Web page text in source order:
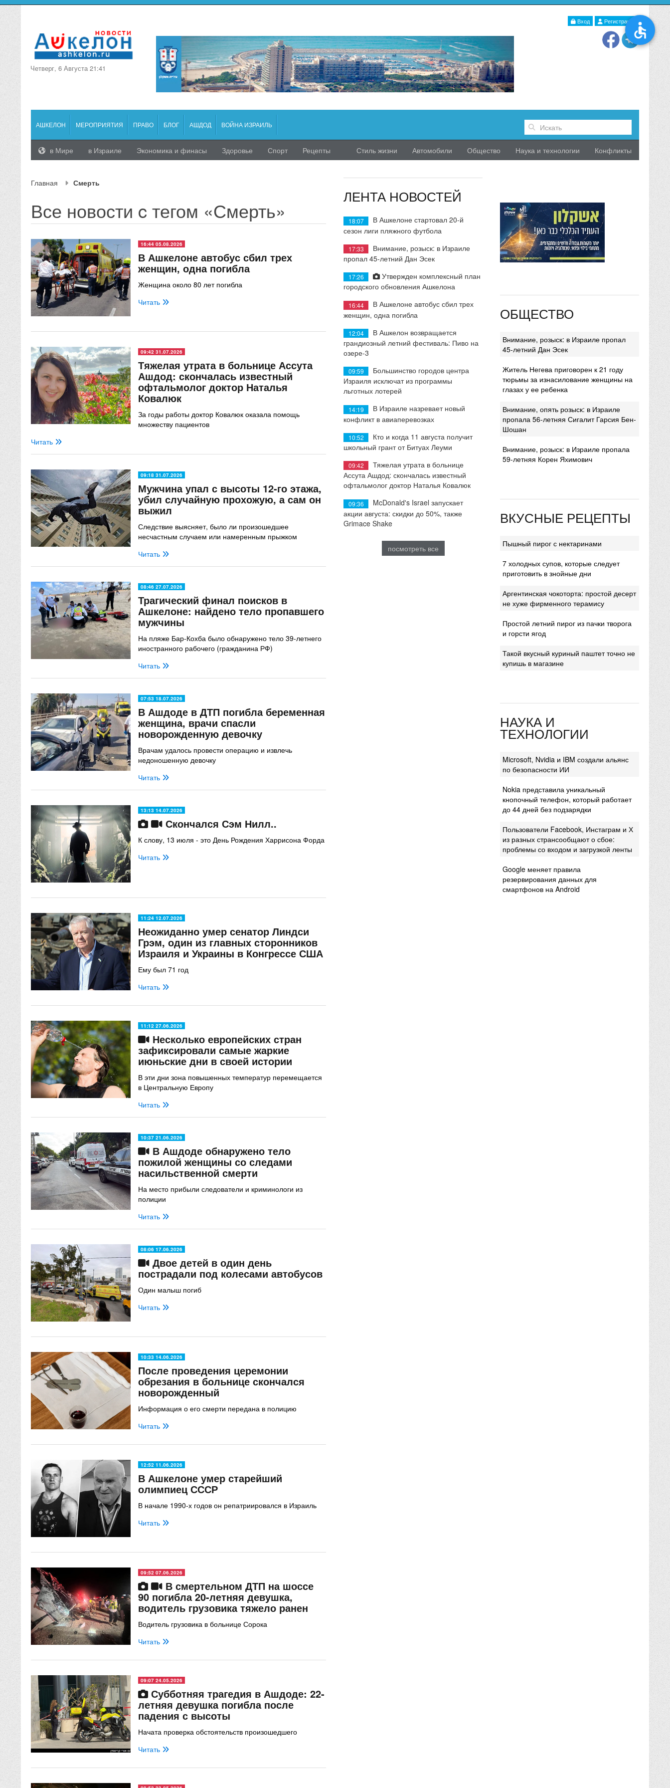
Вход Регистрация
Четверг, 6 Августа 21:41
АШКЕЛОН МЕРОПРИЯТИЯ ПРАВО БЛОГ АШДОД ВОЙНА ИЗРАИЛЬ
в Мире в Израиле Экономика и финасы Здоровье Спорт Рецепты Стиль жизни Автомобили Общество Наука и технологии Конфликты
Главная Смерть
Все новости c тегом «Смерть»
16:44 05.08.2026
В Ашкелоне автобус сбил трех
женщин, одна погибла
Женщина около 80 лет погибла
Читать
09:42 31.07.2026
Тяжелая утрата в больнице Ассута
Ашдод: скончалась известный
офтальмолог доктор Наталья
Ковалюк
За годы работы доктор Ковалюк оказала помощь
множеству пациентов
Читать
09:18 31.07.2026
Мужчина упал с высоты 12-го этажа,
убил случайную прохожую, а сам он
выжил
Следствие выясняет, было ли произошедшее
несчастным случаем или намеренным прыжком
Читать
08:46 27.07.2026
Трагический финал поисков в
Ашкелоне: найдено тело пропавшего
мужчины
На пляже Бар-Кохба было обнаружено тело 39-летнего
иностранного рабочего (гражданина РФ)
Читать
07:53 18.07.2026
В Ашдоде в ДТП погибла беременная
женщина, врачи спасли
новорожденную девочку
Врачам удалось провести операцию и извлечь
недоношенную девочку
Читать
13:13 14.07.2026
Скончался Сэм Нилл..
К слову, 13 июля - это День Рождения Харрисона Форда
Читать
11:24 12.07.2026
Неожиданно умер сенатор Линдси
Грэм, один из главных сторонников
Израиля и Украины в Конгрессе США
Ему был 71 год
Читать
11:12 27.06.2026
Несколько европейских стран
зафиксировали самые жаркие
июньские дни в своей истории
В эти дни зона повышенных температур перемещается
в Центральную Европу
Читать
10:37 21.06.2026
В Ашдоде обнаружено тело
пожилой женщины со следами
насильственной смерти
На место прибыли следователи и криминологи из
полиции
Читать
08:06 17.06.2026
Двое детей в один день
пострадали под колесами автобусов
Один малыш погиб
Читать
10:33 14.06.2026
После проведения церемонии
обрезания в больнице скончался
новорожденный
Информация о его смерти передана в полицию
Читать
12:52 11.06.2026
В Ашкелоне умер старейший
олимпиец СССР
В начале 1990-х годов он репатриировался в Израиль
Читать
09:52 07.06.2026
В смертельном ДТП на шоссе
90 погибла 20-летняя девушка,
водитель грузовика тяжело ранен
Водитель грузовика в больнице Сорока
Читать
09:07 24.05.2026
Субботняя трагедия в Ашдоде: 22-
летняя девушка погибла после
падения с высоты
Начата проверка обстоятельств произошедшего
Читать
ЛЕНТА НОВОСТЕЙ
18:07
В Ашкелоне стартовал 20-й
сезон лиги пляжного футбола
17:33
Внимание, розыск: в Израиле
пропал 45-летний Дан Эсек
17:26
Утвержден комплексный план
городского обновления Ашкелона
16:44
В Ашкелоне автобус сбил трех
женщин, одна погибла
12:04
В Ашкелон возвращается
грандиозный летний фестиваль: Пиво на
озере-3
09:59
Большинство городов центра
Израиля исключат из программы
льготных лотерей
14:19
В Израиле назревает новый
конфликт в авиаперевозках
10:52
Кто и когда 11 августа получит
школьный грант от Битуах Леуми
09:42
Тяжелая утрата в больнице
Ассута Ашдод: скончалась известный
офтальмолог доктор Наталья Ковалюк
09:36
McDonald's Israel запускает
акции августа: скидки до 50%, также
Grimace Shake
посмотреть все
ОБЩЕСТВО
Внимание, розыск: в Израиле пропал
45-летний Дан Эсек
Житель Негева приговорен к 21 году
тюрьмы за изнасилование женщины на
глазах у ее ребенка
Внимание, опять розыск: в Израиле
пропала 56-летняя Сигалит Гарсия Бен-
Шошан
Внимание, розыск: в Израиле пропала
59-летняя Корен Яхимович
ВКУСНЫЕ РЕЦЕПТЫ
Пышный пирог с нектаринами
7 холодных супов, которые следует
приготовить в знойные дни
Аргентинская чокоторта: простой десерт
не хуже фирменного терамису
Простой летний пирог из пачки творога
и горсти ягод
Такой вкусный куриный паштет точно не
купишь в магазине
НАУКА И
ТЕХНОЛОГИИ
Microsoft, Nvidia и IBM создали альянс
по безопасности ИИ
Nokia представила уникальный
кнопочный телефон, который работает
до 44 дней без подзарядки
Пользователи Facebook, Инстаграм и Х
из разных странсообщают о сбое:
проблемы со входом и загрузкой ленты
Google меняет правила
резервирования данных для
смартфонов на Android